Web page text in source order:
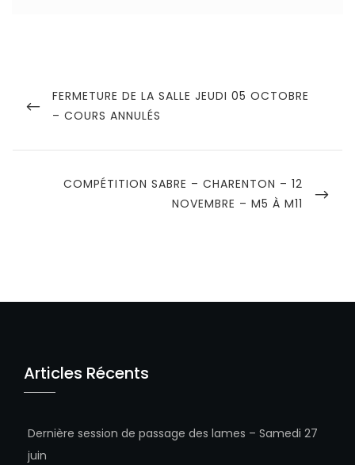
de
l’article
PREVIOUS
POST
FERMETURE DE LA SALLE JEUDI 05 OCTOBRE
– COURS ANNULÉS
NEXT
COMPÉTITION SABRE – CHARENTON – 12
NOVEMBRE – M5 À M11
Articles Récents
Dernière session de passage des lames – Samedi 27
juin